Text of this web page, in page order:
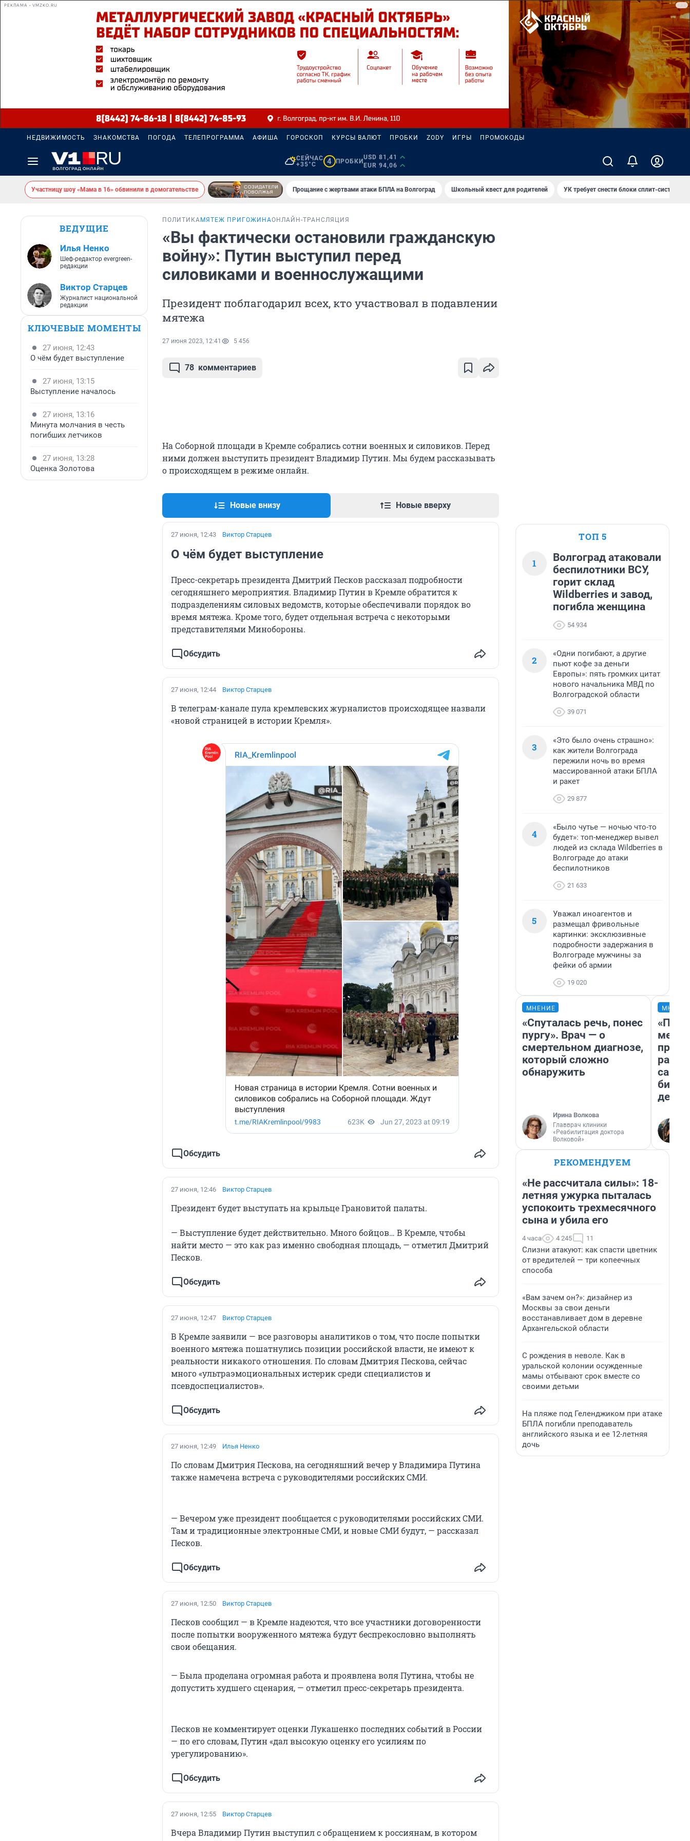
РЕКЛАМА • VMZKO.RU
НЕДВИЖИМОСТЬ ЗНАКОМСТВА ПОГОДА ТЕЛЕПРОГРАММА АФИША ГОРОСКОП КУРСЫ ВАЛЮТ ПРОБКИ ZODY ИГРЫ ПРОМОКОДЫ
СЕЙЧАС
+35°C
4 ПРОБКИ
USD 81,41
EUR 94,06
Участницу шоу «Мама в 16» обвинили в домогательстве Прощание с жертвами атаки БПЛА на Волгоград Школьный квест для родителей УК требует снести блоки сплит-систем
ВЕДУЩИЕ
Илья Ненко
Шеф-редактор evergreen-
редакции
Виктор Старцев
Журналист национальной
редакции
КЛЮЧЕВЫЕ МОМЕНТЫ
27 июня, 12:43
О чём будет выступление
27 июня, 13:15
Выступление началось
27 июня, 13:16
Минута молчания в честь
погибших летчиков
27 июня, 13:28
Оценка Золотова
ПОЛИТИКА МЯТЕЖ ПРИГОЖИНАОНЛАЙН-ТРАНСЛЯЦИЯ
«Вы фактически остановили гражданскую
войну»: Путин выступил перед
силовиками и военнослужащими
Президент поблагодарил всех, кто участвовал в подавлении
мятежа
27 июня 2023, 12:41 5 456
78 комментариев
На Соборной площади в Кремле собрались сотни военных и силовиков. Перед
ними должен выступить президент Владимир Путин. Мы будем рассказывать
о происходящем в режиме онлайн.
Новые внизу Новые вверху
27 июня, 12:43 Виктор Старцев
О чём будет выступление
Пресс-секретарь президента Дмитрий Песков рассказал подробности
сегодняшнего мероприятия. Владимир Путин в Кремле обратится к
подразделениям силовых ведомств, которые обеспечивали порядок во
время мятежа. Кроме того, будет отдельная встреча с некоторыми
представителями Минобороны.
Обсудить
27 июня, 12:44 Виктор Старцев
В телеграм-канале пула кремлевских журналистов происходящее назвали
«новой страницей в истории Кремля».
Обсудить
27 июня, 12:46 Виктор Старцев
Президент будет выступать на крыльце Грановитой палаты.
— Выступление будет действительно. Много бойцов… В Кремле, чтобы
найти место — это как раз именно свободная площадь, — отметил Дмитрий
Песков.
Обсудить
27 июня, 12:47 Виктор Старцев
В Кремле заявили — все разговоры аналитиков о том, что после попытки
военного мятежа пошатнулись позиции российской власти, не имеют к
реальности никакого отношения. По словам Дмитрия Пескова, сейчас
много «ультраэмоциональных истерик среди специалистов и
псевдоспециалистов».
Обсудить
27 июня, 12:49 Илья Ненко
По словам Дмитрия Пескова, на сегодняшний вечер у Владимира Путина
также намечена встреча с руководителями российских СМИ.
— Вечером уже президент пообщается с руководителями российских СМИ.
Там и традиционные электронные СМИ, и новые СМИ будут, — рассказал
Песков.
Обсудить
27 июня, 12:50 Виктор Старцев
Песков сообщил — в Кремле надеются, что все участники договоренности
после попытки вооруженного мятежа будут беспрекословно выполнять
свои обещания.
— Была проделана огромная работа и проявлена воля Путина, чтобы не
допустить худшего сценария, — отметил пресс-секретарь президента.
Песков не комментирует оценки Лукашенко последних событий в России
— по его словам, Путин «дал высокую оценку его усилиям по
урегулированию».
Обсудить
27 июня, 12:55 Виктор Старцев
Вчера Владимир Путин выступил с обращением к россиянам, в котором
ТОП 5
1
Волгоград атаковали
беспилотники ВСУ,
горит склад
Wildberries и завод,
погибла женщина
54 934
2
«Одни погибают, а другие
пьют кофе за деньги
Европы»: пять громких цитат
нового начальника МВД по
Волгоградской области
39 071
3
«Это было очень страшно»:
как жители Волгограда
пережили ночь во время
массированной атаки БПЛА
и ракет
29 877
4
«Было чутье — ночью что-то
будет»: топ-менеджер вывел
людей из склада Wildberries в
Волгограде до атаки
беспилотников
21 633
5
Уважал иноагентов и
размещал фривольные
картинки: эксклюзивные
подробности задержания в
Волгограде мужчины за
фейки об армии
19 020
МНЕНИЕ
«Спуталась речь, понес
пургу». Врач — о
смертельном диагнозе,
который сложно
обнаружить
Ирина Волкова
Главврач клиники
«Реабилитация доктора
Волковой»
РЕКОМЕНДУЕМ
«Не рассчитала силы»: 18-
летняя ужурка пыталась
успокоить трехмесячного
сына и убила его
4 часа 4 245 11
Слизни атакуют: как спасти цветник
от вредителей — три копеечных
способа
«Вам зачем он?»: дизайнер из
Москвы за свои деньги
восстанавливает дом в деревне
Архангельской области
С рождения в неволе. Как в
уральской колонии осужденные
мамы отбывают срок вместе со
своими детьми
На пляже под Геленджиком при атаке
БПЛА погибли преподаватель
английского языка и ее 12-летняя
дочь